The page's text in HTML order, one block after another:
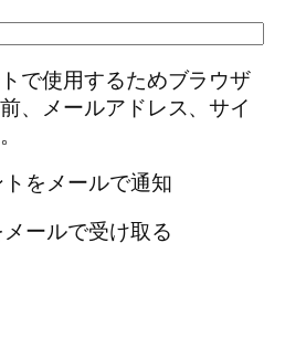
で使用するためブラウザ
、メールアドレス、サイ
をメールで通知
ールで受け取る